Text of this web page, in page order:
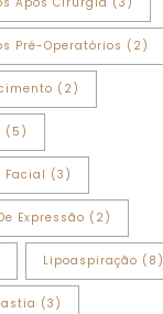
Pré-Operatórios (2)
(2)
(5)
Facial (3)
Expressão (2)
Lipoaspiração (8)
(3)